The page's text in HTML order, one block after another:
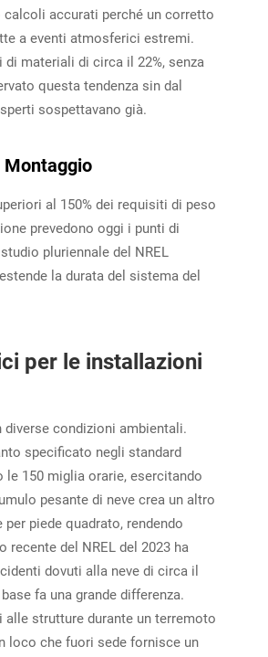
accurati perché un corretto
a eventi atmosferici estremi.
materiali di circa il 22%, senza
questa tendenza sin dal
sospettavano già.
Montaggio
al 150% dei requisiti di peso
prevedono oggi i punti di
pluriennale del NREL
la durata del sistema del
per le installazioni
condizioni ambientali.
specificato negli standard
le 150 miglia orarie, esercitando
pesante di neve crea un altro
piede quadrato, rendendo
del NREL del 2023 ha
dovuti alla neve di circa il
fa una grande differenza.
strutture durante un terremoto
loco che fuori sede fornisce un